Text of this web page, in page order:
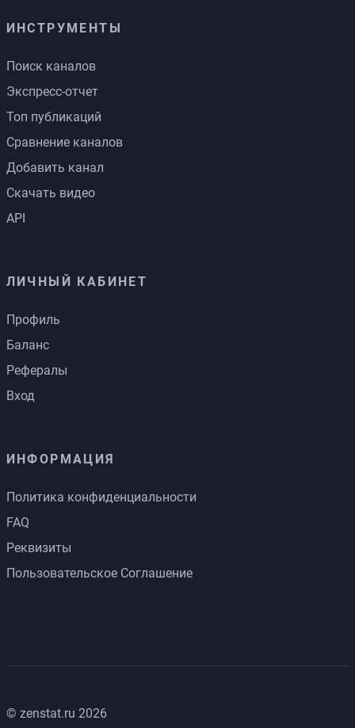
ИНСТРУМЕНТЫ
Поиск каналов
Экспресс-отчет
Топ публикаций
Сравнение каналов
Добавить канал
Скачать видео
API
ЛИЧНЫЙ КАБИНЕТ
Профиль
Баланс
Рефералы
Вход
ИНФОРМАЦИЯ
Политика конфиденциальности
FAQ
Реквизиты
Пользовательское Соглашение
© zenstat.ru 2026